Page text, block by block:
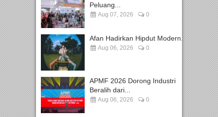
Peluang...
Aug 07, 2026 0
Afan Hadirkan Hipdut Modern...
Aug 06, 2026 0
APMF 2026 Dorong Industri
Beralih dari...
Aug 06, 2026 0